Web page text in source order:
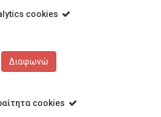
cookies
Διαφωνώ
cookies